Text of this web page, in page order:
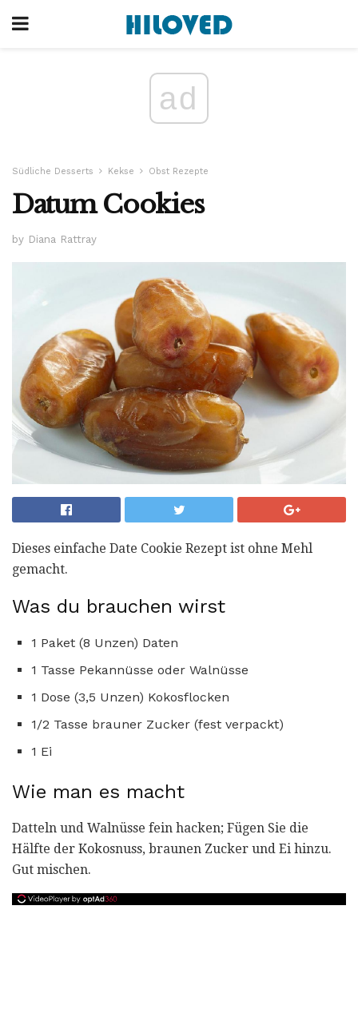
ad
Südliche Desserts Kekse Obst Rezepte
Datum Cookies
by Diana Rattray
Dieses einfache Date Cookie Rezept ist ohne Mehl
gemacht.
Was du brauchen wirst
1 Paket (8 Unzen) Daten
1 Tasse Pekannüsse oder Walnüsse
1 Dose (3,5 Unzen) Kokosflocken
1/2 Tasse brauner Zucker (fest verpackt)
1 Ei
Wie man es macht
Datteln und Walnüsse fein hacken; Fügen Sie die
Hälfte der Kokosnuss, braunen Zucker und Ei hinzu.
Gut mischen.